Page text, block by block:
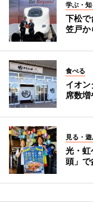
学ぶ・知
下松
笠戸か
食べる
イオ
席数
見る・
光・
頭」で